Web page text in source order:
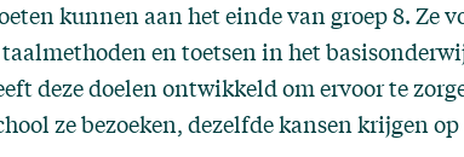
kunnen aan het einde van groep 8. Ze
en toetsen in het
deze doelen ontwikkeld om ervoor te
ze bezoeken, dezelfde kansen krijgen op